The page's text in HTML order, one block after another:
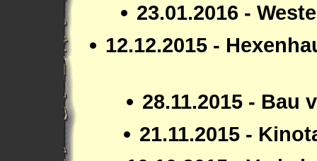
23.01.2016 -
12.12.2015 -
28.11.2015 - Bau
21.11.2015 -